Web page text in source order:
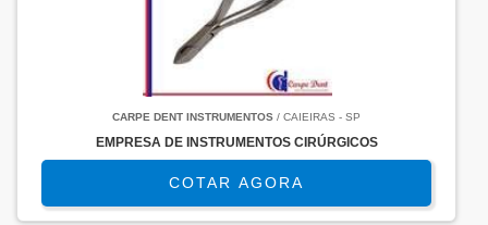
CARPE DENT INSTRUMENTOS / CAIEIRAS - SP
EMPRESA DE INSTRUMENTOS CIRÚRGICOS
COTAR AGORA